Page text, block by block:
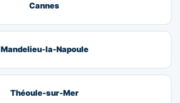
Cannes
Mandelieu-la-Napoule
Théoule-sur-Mer